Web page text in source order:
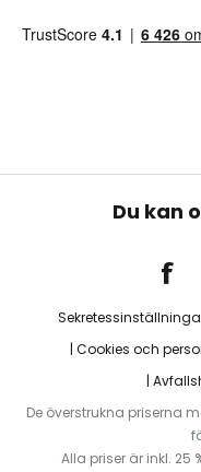
Du kan
Cookies och
De överstrukna priserna
Alla priser är inkl. 25